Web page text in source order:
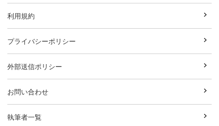
利用規約
プライバシーポリシー
外部送信ポリシー
お問い合わせ
執筆者一覧